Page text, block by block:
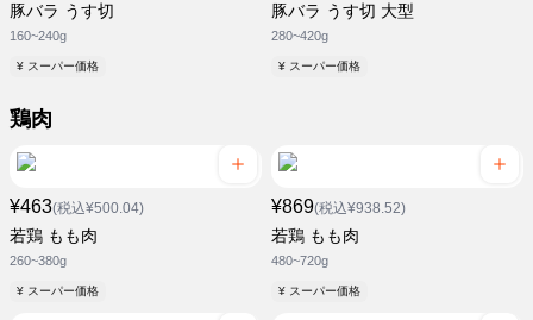
豚バラ うす切
160~240g
¥ スーパー価格
豚バラ うす切 大型
280~420g
¥ スーパー価格
鶏肉
¥463(税込¥500.04)
若鶏 もも肉
260~380g
¥ スーパー価格
¥869(税込¥938.52)
若鶏 もも肉
480~720g
¥ スーパー価格